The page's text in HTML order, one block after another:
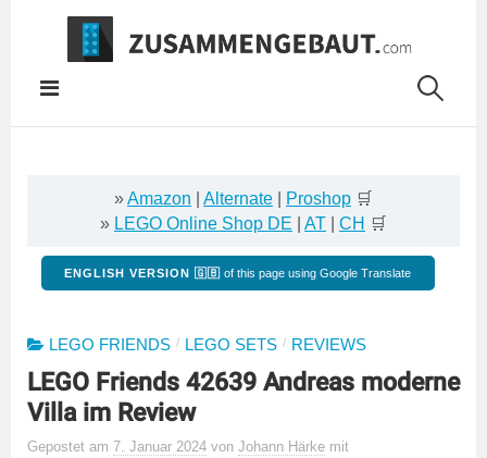
Springe
Inhalt
»Amazon Alternate Proshop 🛒
» LEGO Online Shop DE AT CH 🛒
ENGLISH VERSION 🇬🇧 of this page using Google Translate
LEGO FRIENDS / LEGO SETS / REVIEWS
LEGO Friends 42639 Andreas moderne
Villa im Review
Gepostet am 7. Januar 2024 von Johann Härke mit